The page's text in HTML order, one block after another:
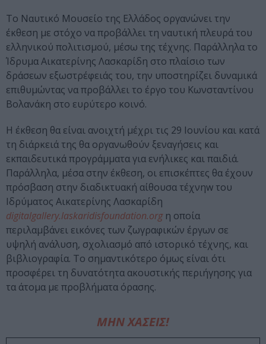
Το Ναυτικό Μουσείο της Ελλάδος οργανώνει την
έκθεση με στόχο να προβάλλει τη ναυτική πλευρά του
ελληνικού πολιτισμού, μέσω της τέχνης. Παράλληλα το
Ίδρυμα Αικατερίνης Λασκαρίδη στο πλαίσιο των
δράσεων εξωστρέφειάς του, την υποστηρίζει δυναμικά
επιθυμώντας να προβάλλει το έργο του Κωνσταντίνου
Βολανάκη στο ευρύτερο κοινό.
Η έκθεση θα είναι ανοιχτή μέχρι τις 29 Ιουνίου και κατά
τη διάρκειά της θα οργανωθούν ξεναγήσεις και
εκπαιδευτικά προγράμματα για ενήλικες και παιδιά.
Παράλληλα, μέσα στην έκθεση, οι επισκέπτες θα έχουν
πρόσβαση στην διαδικτυακή αίθουσα τέχνηw του
Ιδρύματος Αικατερίνης Λασκαρίδη
digitalgallery.laskaridisfoundation.orgη οποία
περιλαμβάνει εικόνες των ζωγραφικών έργων σε
υψηλή ανάλυση, σχολιασμό από ιστορικό τέχνης, και
βιβλιογραφία. Το σημαντικότερο όμως είναι ότι
προσφέρει τη δυνατότητα ακουστικής περιήγησης για
τα άτομα με προβλήματα όρασης.
ΜΗΝ ΧΑΣΕΙΣ!